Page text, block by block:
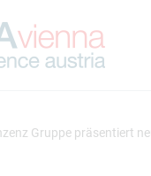
Gruppe präsentiert